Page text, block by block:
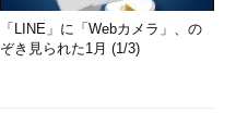
「LINE」に「Webカメラ」、の
ぞき見られた1月 (1/3)